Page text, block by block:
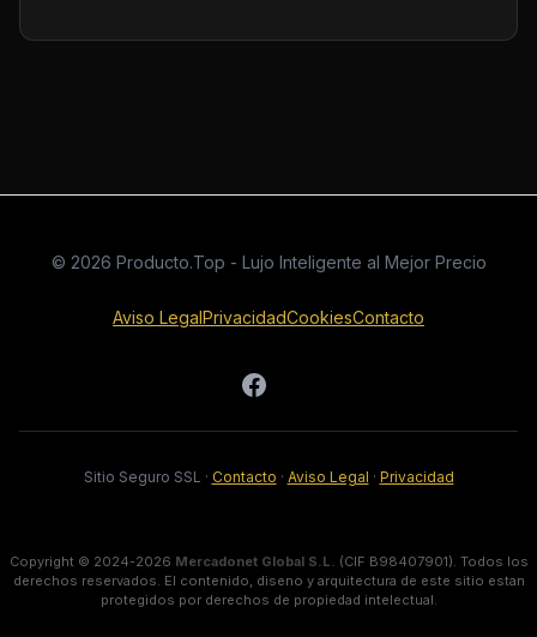
© 2026 Producto.Top - Lujo Inteligente al Mejor Precio
Aviso LegalPrivacidadCookiesContacto
Sitio Seguro SSL · Contacto · Aviso Legal · Privacidad
Copyright © 2024-2026 Mercadonet Global S.L. (CIF B98407901). Todos los
derechos reservados. El contenido, diseno y arquitectura de este sitio estan
protegidos por derechos de propiedad intelectual.